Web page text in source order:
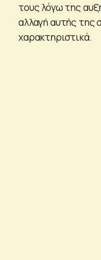
τους λόγω της
αλλαγή αυτής της
χαρακτηριστικά.